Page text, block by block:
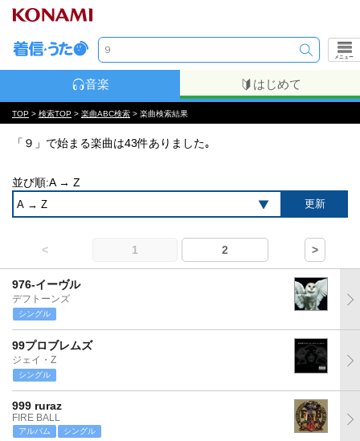
メニュー
音楽 はじめて
TOP > 検索TOP > 楽曲ABC検索 > 楽曲検索結果
「９」で始まる楽曲は43件ありました｡
並び順:A → Z
< 1 2 >
976-イーヴル
デフトーンズ
シングル
99プロブレムズ
ジェイ・Z
シングル
999 ruraz
FIRE BALL
アルバム シングル